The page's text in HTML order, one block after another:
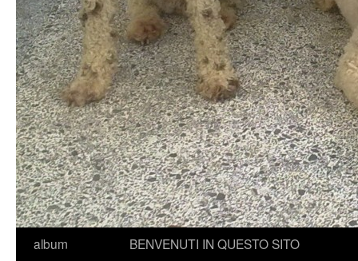
album
BENVENUTI IN QUESTO SITO